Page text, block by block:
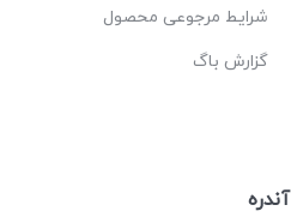
شرایط مرجوعی محصول
گزارش باگ
آندره